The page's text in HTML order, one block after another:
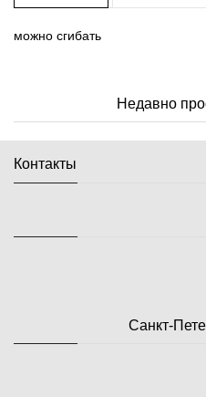
можно сгибать
Недавно
Контакты
Санкт-